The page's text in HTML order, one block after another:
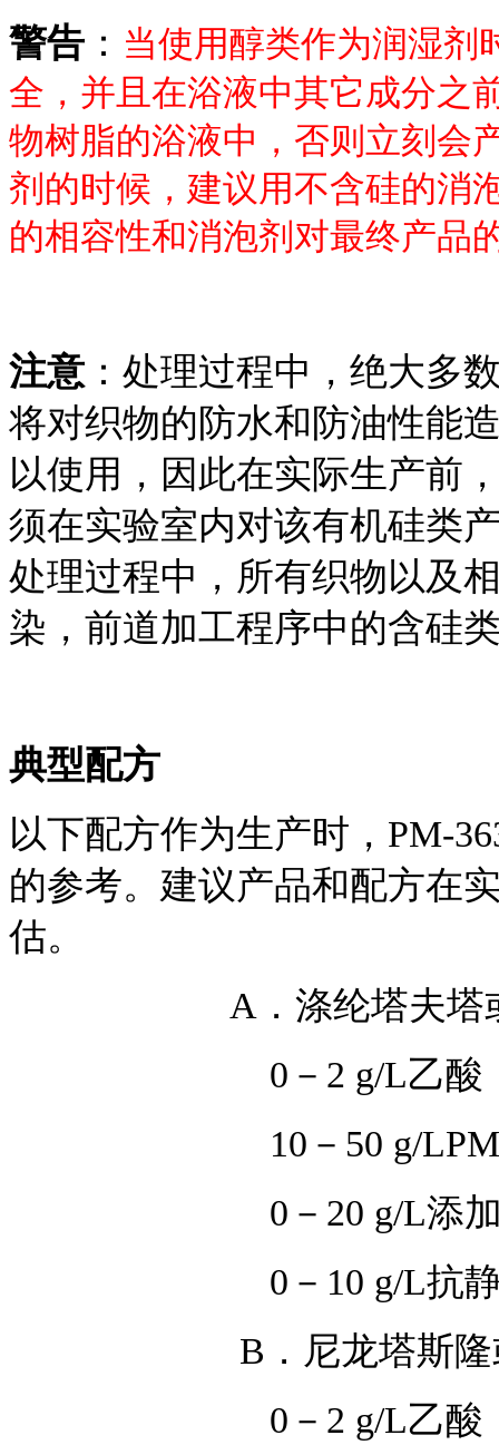
警告 ： 当使用醇类作为润湿剂
全，并且在浴液中其它成分之
物树脂的浴液中，否则立刻会
剂的时候，建议用不含硅的消
的相容性和消泡剂对最终产品
注意 ：处理过程中，绝大多
将对织物的防水和防油性能
以使用，因此在实际生产前
须在实验室内对该有机硅类
处理过程中，所有织物以及
染，前道加工程序中的含硅
典型配方
以下配方作为生产时，PM-
的参考。建议产品和配方在
估。
A．涤纶塔夫塔或涤
0－2 g/L乙酸（
10－50 g/LPM-
0－20 g/L添加
0－10 g/L抗静
B．尼龙塔斯隆或
0－2 g/L乙酸（